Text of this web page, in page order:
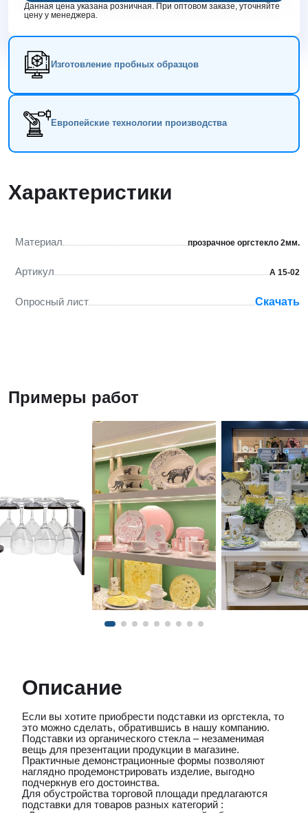
Данная цена указана розничная. При оптовом заказе, уточняйте
цену у менеджера.
Изготовление пробных образцов
Европейские технологии производства
Характеристики
Материал прозрачное оргстекло 2мм.
Артикул А 15-02
Опросный лист Скачать
Примеры работ
Описание
Если вы хотите приобрести подставки из оргстекла, то
это можно сделать, обратившись в нашу компанию.
Подставки из органического стекла – незаменимая
вещь для презентации продукции в магазине.
Практичные демонстрационные формы позволяют
наглядно продемонстрировать изделие, выгодно
подчеркнув его достоинства.
Для обустройства торговой площади предлагаются
подставки для товаров разных категорий :